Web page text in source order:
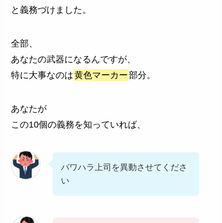
と義務づけました。
全部、
あなたの武器になるんですが、
特に大事なのは黄色マーカー部分。
あなたが
この10個の義務を知っていれば、
パワハラ上司を異動させてくださ
い